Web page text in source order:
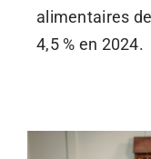
alimentaires
4,5 % en 2024.